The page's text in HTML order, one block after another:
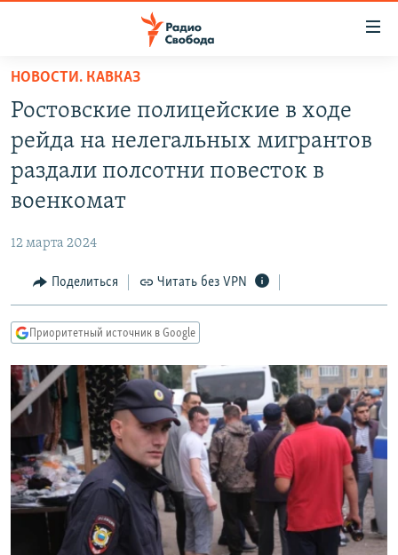
упрощенного
доступа
Вернуться
основному
содержанию
навигации
Вернутся
АВТОРСКИЕ ПРОЕКТЫ
КУЛЬТУРА
IDEL.РЕАЛИИ
КАВКАЗ.РЕАЛИИ
СИБИРЬ.РЕАЛИИ
РАСПИСАНИЕ ВЕЩАНИЯ
ПОДПИШИТЕСЬ НА РАССЫЛКУ
СОЦИАЛЬНЫЕ СЕТИ
НОВОСТИ. КАВКАЗ
Ростовские полицейские в ходе
рейда на нелегальных мигрантов
раздали полсотни повесток в
военкомат
12 марта 2024
Поделиться Читать без VPN
Приоритетный источник в Google